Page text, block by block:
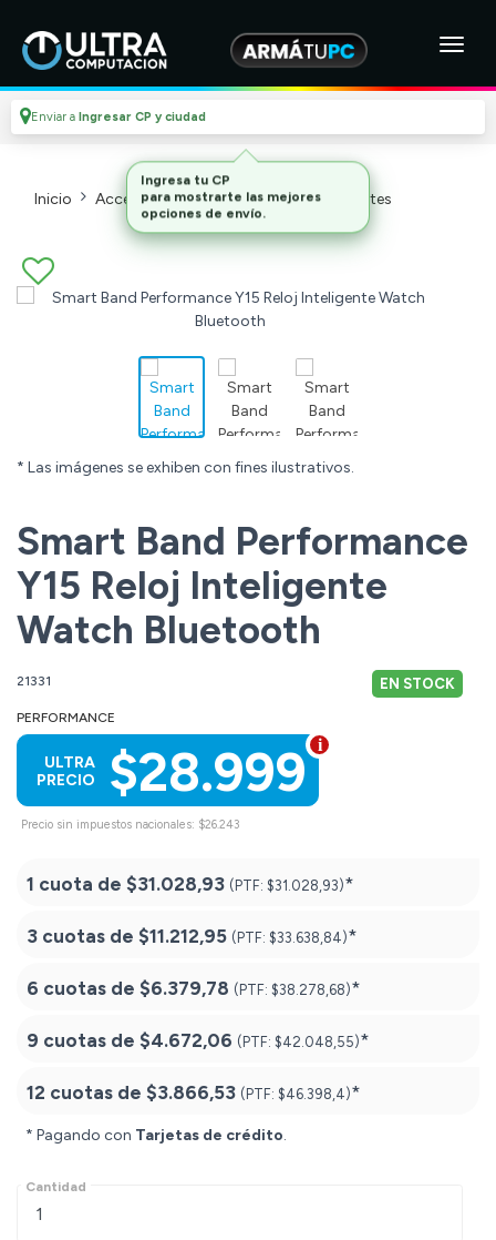
Enviar a Ingresar CP y ciudad
Inicio Accesorios Y Otros Relojes Inteligentes
* Las imágenes se exhiben con fines ilustrativos.
Smart Band Performance
Y15 Reloj Inteligente
Watch Bluetooth
21331 EN STOCK
PERFORMANCE
$28.999
ULTRA
PRECIO
Precio sin impuestos nacionales: $26.243
1 cuota de $31.028,93 (PTF: $31.028,93)*
3 cuotas de $11.212,95 (PTF: $33.638,84)*
6 cuotas de $6.379,78 (PTF: $38.278,68)*
9 cuotas de $4.672,06 (PTF: $42.048,55)*
12 cuotas de $3.866,53 (PTF: $46.398,4)*
* Pagando con Tarjetas de crédito.
Cantidad